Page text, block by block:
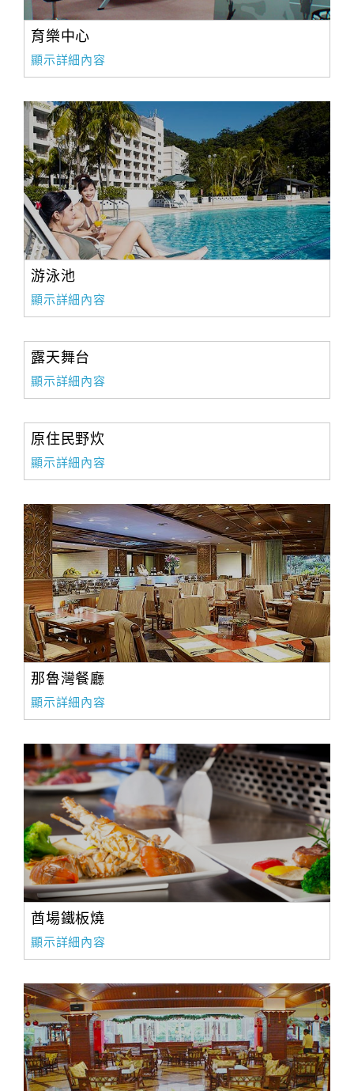
育樂中心
顯示詳細內容
游泳池
顯示詳細內容
露天舞台
顯示詳細內容
原住民野炊
顯示詳細內容
那魯灣餐廳
顯示詳細內容
酋場鐵板燒
顯示詳細內容